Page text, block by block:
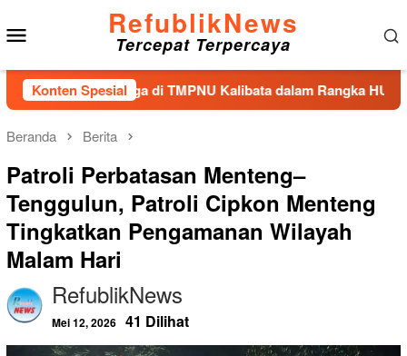
ke
konten
RefublikNews
Tercepat Terpercaya
Konten Spesial
Bunga di TMPNU Kalibata dalam Rangka HUT Ke-40
Beranda Berita
Patroli Perbatasan Menteng–
Tenggulun, Patroli Cipkon Menteng
Tingkatkan Pengamanan Wilayah
Malam Hari
RefublikNews
Mei 12, 2026 41 Dilihat